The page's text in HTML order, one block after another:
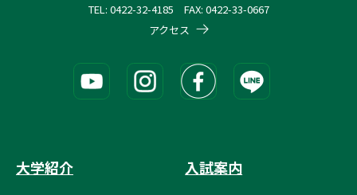
TEL: 0422-32-4185 FAX: 0422-33-0667
アクセス
大学紹介 入試案内